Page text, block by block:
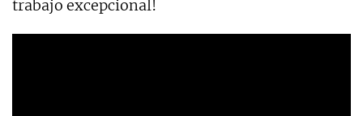
trabajo excepcional!